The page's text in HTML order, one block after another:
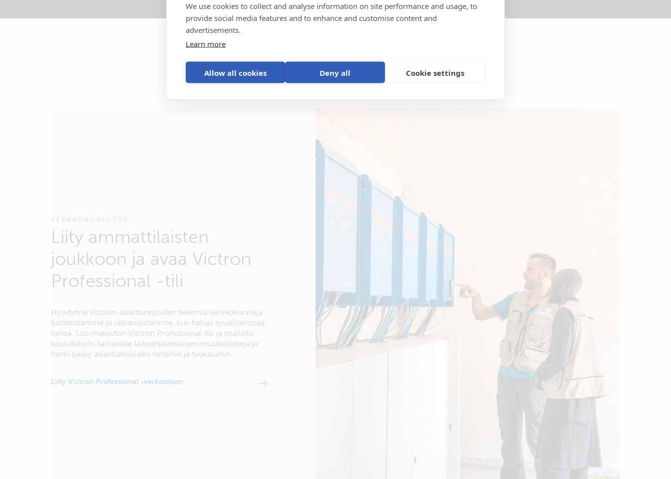
We use cookies to collect and analyse information on site performance and usage, to
provide social media features and to enhance and customise content and
advertisements.
Learn more
Allow all cookies Deny all Cookie settings
VERKKOKOULUTUS
Liity ammattilaisten
joukkoon ja avaa Victron
Professional -tili
Hyödynnä Victron-asiantuntijoiden tekemiä verkkokursseja
tuotteistamme ja ratkaisuistamme, kun haluat syvällisempää
tietoa. Luo maksuton Victron Professional ‑tili ja osallistu
koulutuksiin, tarkastele laiteohjelmistojen muutoslokeja ja
hanki pääsy asiantuntijoiden tietoihin ja työkaluihin.
Liity Victron Professional -verkostoon